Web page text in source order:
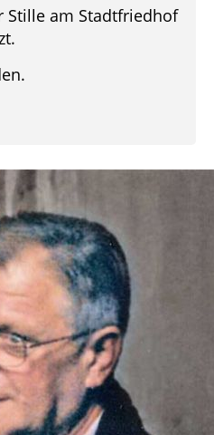
Stille am Stadtfriedhof